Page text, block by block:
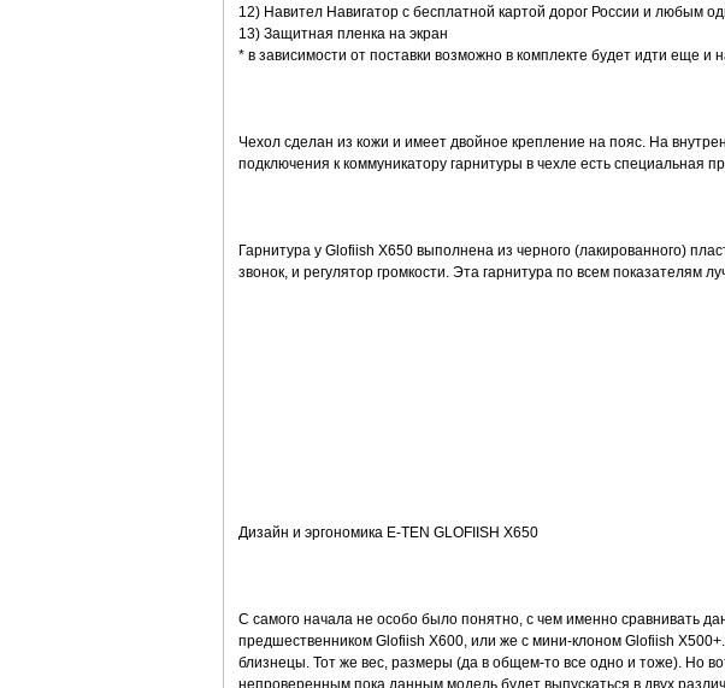
12) Навител Навигатор с бесплатной картой дорог России и любым
13) Защитная пленка на экран
* в зависимости от поставки возможно в комплекте будет идти еще и
Чехол сделан из кожи и имеет двойное крепление на пояс. На
подключения к коммуникатору гарнитуры в чехле есть специальная
Гарнитура у Glofiish X650 выполнена из черного (лакированного)
звонок, и регулятор громкости. Эта гарнитура по всем показателям
Дизайн и эргономика E-TEN GLOFIISH X650
С самого начала не особо было понятно, с чем именно сравнивать
предшественником Glofiish X600, или же с мини-клоном Glofiish
близнецы. Тот же вес, размеры (да в общем-то все одно и тоже). Но
непроверенным пока данным модель будет выпускаться в двух